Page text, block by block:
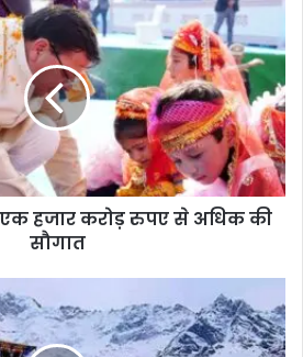
हजार करोड़ रुपए से अधिक की
सौगात